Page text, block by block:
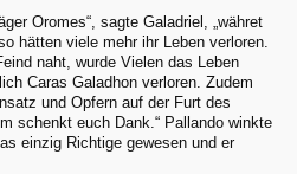
Oromes“, sagte Galadriel, „währet
hätten viele mehr ihr Leben verloren.
naht, wurde Vielen das Leben
Caras Galadhon verloren. Zudem
und Opfern auf der Furt des
schenkt euch Dank.“ Pallando winkte
einzig Richtige gewesen und er